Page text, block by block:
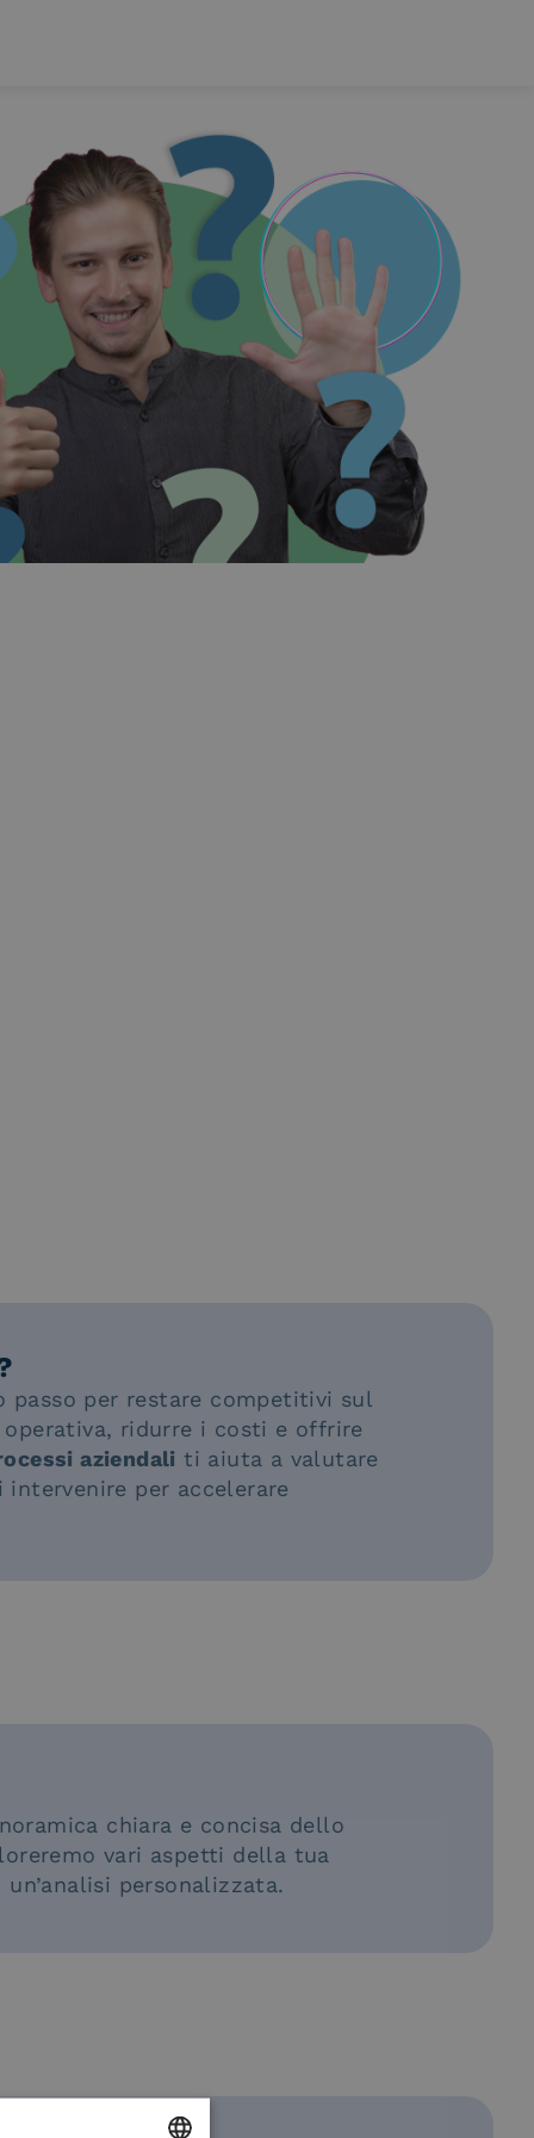
passo per restare competitivi sul
ridurre i costi e offrire
aziendali ti aiuta a valutare
per accelerare
chiara e concisa dello
vari aspetti della tua
personalizzata.